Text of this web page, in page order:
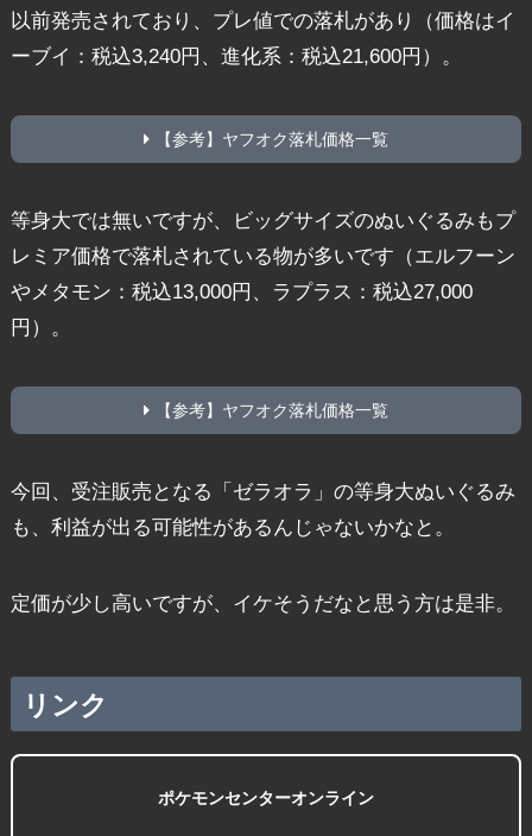
以前発売されており、プレ値での落札があり（価格はイ
ーブイ：税込3,240円、進化系：税込21,600円）。
【参考】ヤフオク落札価格一覧
等身大では無いですが、ビッグサイズのぬいぐるみもプ
レミア価格で落札されている物が多いです（エルフーン
やメタモン：税込13,000円、ラプラス：税込27,000
円）。
【参考】ヤフオク落札価格一覧
今回、受注販売となる「ゼラオラ」の等身大ぬいぐるみ
も、利益が出る可能性があるんじゃないかなと。
定価が少し高いですが、イケそうだなと思う方は是非。
リンク
ポケモンセンターオンライン